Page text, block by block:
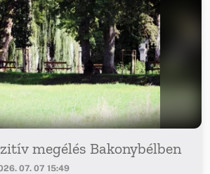
megélés Bakonybélben
07. 07 15:49